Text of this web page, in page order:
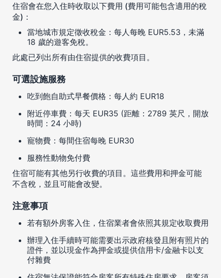
住宿會在您入住時收取以下費用 (費用可能包含適用的稅
金)：
當地城市規定徵收稅金：每人每晚 EUR5.53，未滿
18 歲的遊客免稅。
此處已列出所有由住宿提供的收費項目。
可選設施服務
吃到飽自助式早餐價格：每人約 EUR18
附近停車費：每天 EUR35 (距離：2789 英尺，開放
時間：24 小時)
寵物費：每間住宿每晚 EUR30
服務性動物免付費
住宿可能有其他另行收費的項目。這些費用和押金可能
不含稅，並且可能會改變。
注意事項
若有額外房客入住，住宿業者會依照其規定收取費用
辦理入住手續時可能需要出示政府核發且附有照片的
證件，並以現金作為押金或提供信用卡/金融卡以支
付雜費